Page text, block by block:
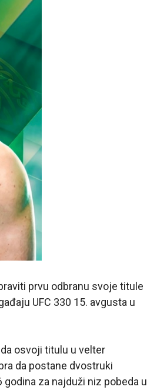
prvu odbranu svoje titule
UFC 330 15. avgusta u
osvoji titulu u velter
da postane dvostruki
za najduži niz pobeda u